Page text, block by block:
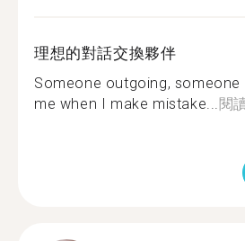
理想的對話交換夥伴
Someone outgoing,
me when I make mistake... 閱